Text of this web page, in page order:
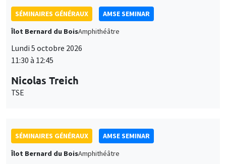
SÉMINAIRES GÉNÉRAUX
AMSE SEMINAR
Îlot Bernard du BoisAmphithéâtre
Lundi 5 octobre 2026
11:30 à 12:45
Nicolas Treich
TSE
SÉMINAIRES GÉNÉRAUX
AMSE SEMINAR
Îlot Bernard du BoisAmphithéâtre